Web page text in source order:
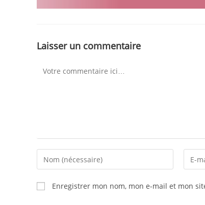
Laisser un commentaire
Enregistrer mon nom, mon e-mail et mon